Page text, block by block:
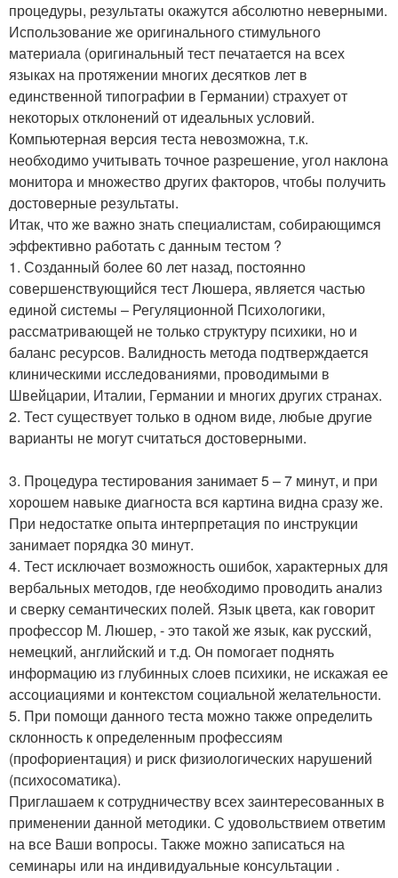
процедуры, результаты окажутся абсолютно неверными.
Использование же оригинального стимульного
материала (оригинальный тест печатается на всех
языках на протяжении многих десятков лет в
единственной типографии в Германии) страхует от
некоторых отклонений от идеальных условий.
Компьютерная версия теста невозможна, т.к.
необходимо учитывать точное разрешение, угол наклона
монитора и множество других факторов, чтобы получить
достоверные результаты.
Итак, что же важно знать специалистам, собирающимся
эффективно работать с данным тестом ?
1. Созданный более 60 лет назад, постоянно
совершенствующийся тест Люшера, является частью
единой системы – Регуляционной Психологики,
рассматривающей не только структуру психики, но и
баланс ресурсов. Валидность метода подтверждается
клиническими исследованиями, проводимыми в
Швейцарии, Италии, Германии и многих других странах.
2. Тест существует только в одном виде, любые другие
варианты не могут считаться достоверными.
3. Процедура тестирования занимает 5 – 7 минут, и при
хорошем навыке диагноста вся картина видна сразу же.
При недостатке опыта интерпретация по инструкции
занимает порядка 30 минут.
4. Тест исключает возможность ошибок, характерных для
вербальных методов, где необходимо проводить анализ
и сверку семантических полей. Язык цвета, как говорит
профессор М. Люшер, - это такой же язык, как русский,
немецкий, английский и т.д. Он помогает поднять
информацию из глубинных слоев психики, не искажая ее
ассоциациями и контекстом социальной желательности.
5. При помощи данного теста можно также определить
склонность к определенным профессиям
(профориентация) и риск физиологических нарушений
(психосоматика).
Приглашаем к сотрудничеству всех заинтересованных в
применении данной методики. С удовольствием ответим
на все Ваши вопросы. Также можно записаться на
семинары или на индивидуальные консультации .